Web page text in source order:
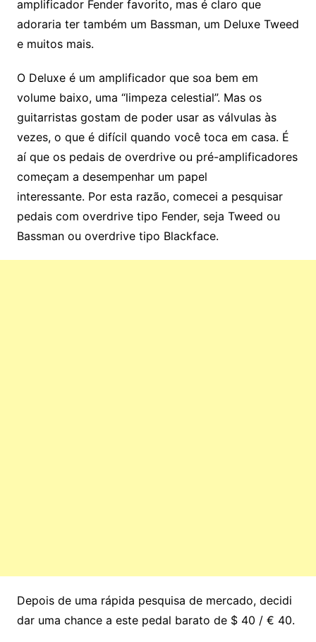
amplificador Fender favorito, mas é claro que
adoraria ter também um Bassman, um Deluxe Tweed
e muitos mais.
O Deluxe é um amplificador que soa bem em
volume baixo, uma “limpeza celestial”. Mas os
guitarristas gostam de poder usar as válvulas às
vezes, o que é difícil quando você toca em casa. É
aí que os pedais de overdrive ou pré-amplificadores
começam a desempenhar um papel
interessante. Por esta razão, comecei a pesquisar
pedais com overdrive tipo Fender, seja Tweed ou
Bassman ou overdrive tipo Blackface.
Depois de uma rápida pesquisa de mercado, decidi
dar uma chance a este pedal barato de $ 40 / € 40.